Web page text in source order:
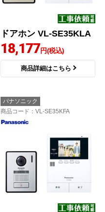
ドアホン VL-SE35KLA
18,177円(税込)
商品詳細はこちら
パナソニック
商品コード ：VL-SE35KFA